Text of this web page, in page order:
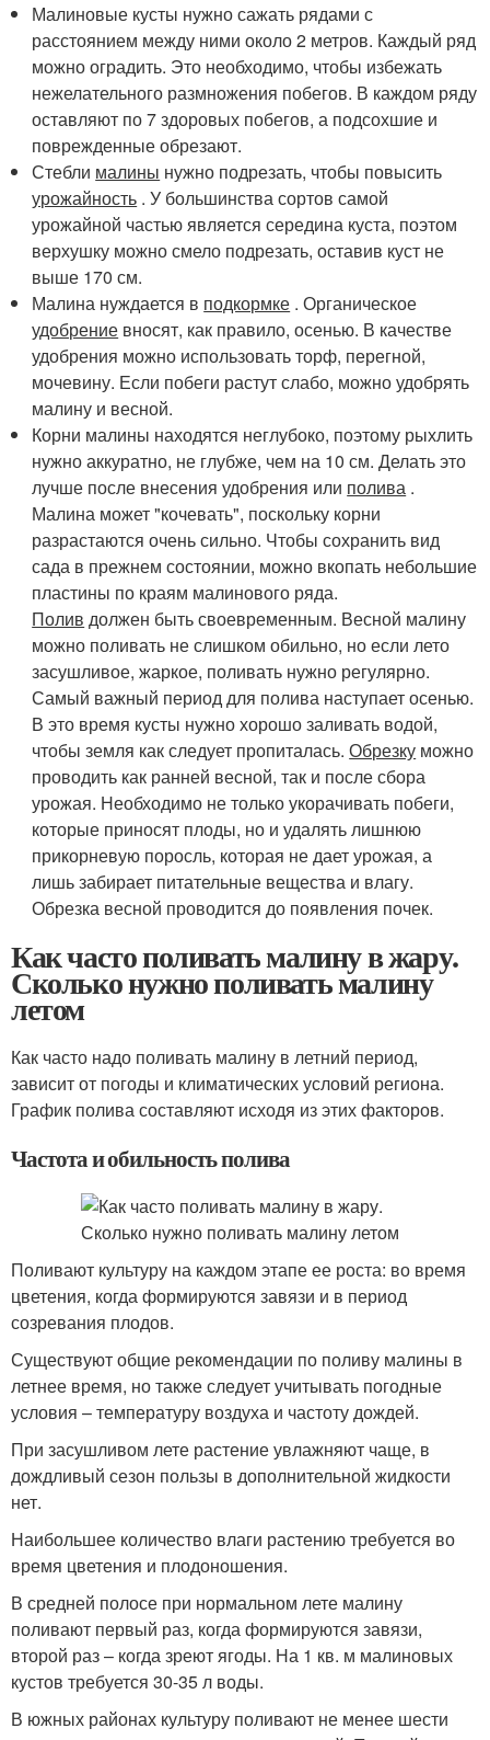
Малиновые кусты нужно сажать рядами с
расстоянием между ними около 2 метров. Каждый ряд
можно оградить. Это необходимо, чтобы избежать
нежелательного размножения побегов. В каждом ряду
оставляют по 7 здоровых побегов, а подсохшие и
поврежденные обрезают.
Стебли малины нужно подрезать, чтобы повысить
урожайность . У большинства сортов самой
урожайной частью является середина куста, поэтом
верхушку можно смело подрезать, оставив куст не
выше 170 см.
Малина нуждается в подкормке . Органическое
удобрение вносят, как правило, осенью. В качестве
удобрения можно использовать торф, перегной,
мочевину. Если побеги растут слабо, можно удобрять
малину и весной.
Корни малины находятся неглубоко, поэтому рыхлить
нужно аккуратно, не глубже, чем на 10 см. Делать это
лучше после внесения удобрения или полива .
Малина может "кочевать", поскольку корни
разрастаются очень сильно. Чтобы сохранить вид
сада в прежнем состоянии, можно вкопать небольшие
пластины по краям малинового ряда.
Полив должен быть своевременным. Весной малину
можно поливать не слишком обильно, но если лето
засушливое, жаркое, поливать нужно регулярно.
Самый важный период для полива наступает осенью.
В это время кусты нужно хорошо заливать водой,
чтобы земля как следует пропиталась.Обрезку можно
проводить как ранней весной, так и после сбора
урожая. Необходимо не только укорачивать побеги,
которые приносят плоды, но и удалять лишнюю
прикорневую поросль, которая не дает урожая, а
лишь забирает питательные вещества и влагу.
Обрезка весной проводится до появления почек.
Как часто поливать малину в жару.
Сколько нужно поливать малину
летом
Как часто надо поливать малину в летний период,
зависит от погоды и климатических условий региона.
График полива составляют исходя из этих факторов.
Частота и обильность полива
Поливают культуру на каждом этапе ее роста: во время
цветения, когда формируются завязи и в период
созревания плодов.
Существуют общие рекомендации по поливу малины в
летнее время, но также следует учитывать погодные
условия – температуру воздуха и частоту дождей.
При засушливом лете растение увлажняют чаще, в
дождливый сезон пользы в дополнительной жидкости
нет.
Наибольшее количество влаги растению требуется во
время цветения и плодоношения.
В средней полосе при нормальном лете малину
поливают первый раз, когда формируются завязи,
второй раз – когда зреют ягоды. На 1 кв. м малиновых
кустов требуется 30-35 л воды.
В южных районах культуру поливают не менее шести